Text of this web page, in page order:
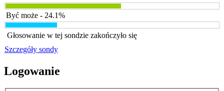
Być może - 24.1%
Głosowanie w tej sondzie zakończyło się
Szczegóły sondy
Logowanie